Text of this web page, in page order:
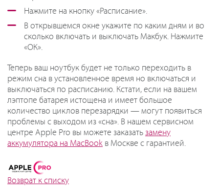
Нажмите на кнопку «Расписание».
В открывшемся окне укажите по каким дням и во
сколько включать и выключать Макбук. Нажмите
«ОК».
Теперь ваш ноутбук будет не только переходить в
режим сна в установленное время но включаться и
выключаться по расписанию. Кстати, если на вашем
лэптопе батарея истощена и имеет большое
количество циклов перезарядки — могут появиться
проблемы с выходом из «сна». В нашем сервисном
центре Apple Pro вы можете заказать замену
аккумулятора на MacBook в Москве с гарантией.
Возврат к списку